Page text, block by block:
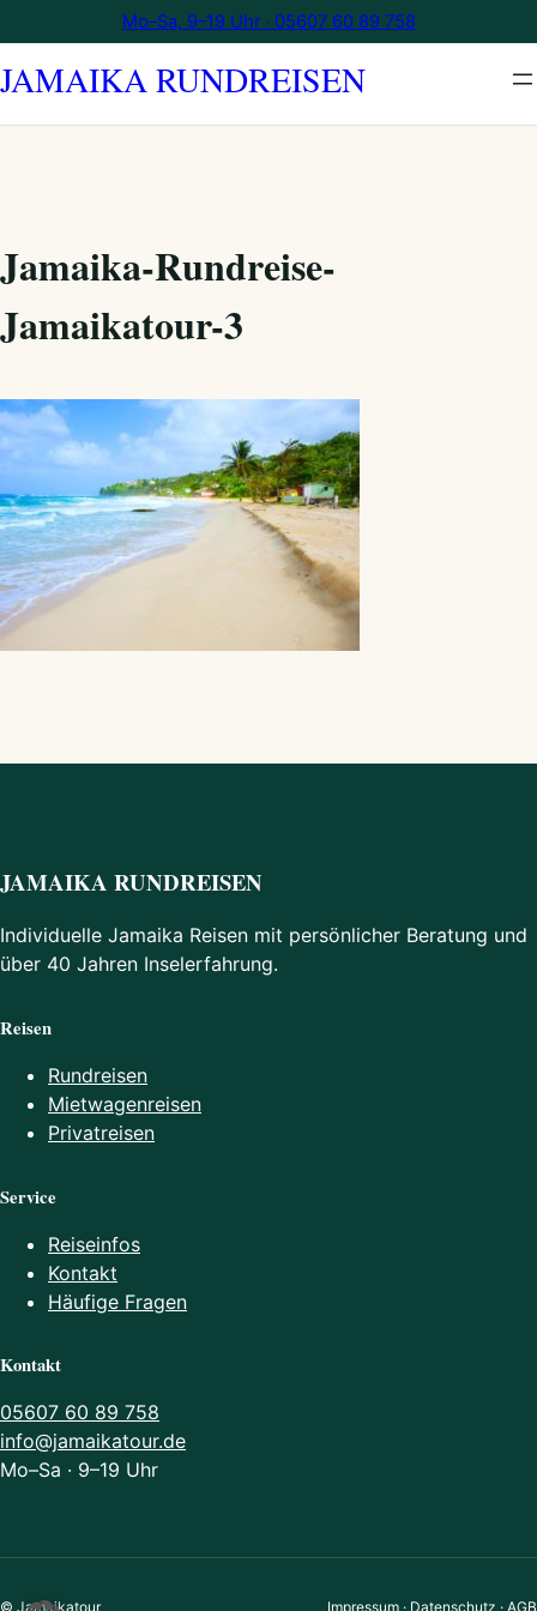
Inhalt
springen
Mo–Sa, 9–19 Uhr · 05607 60 89 758
JAMAIKA RUNDREISEN
Jamaika-Rundreise-
Jamaikatour-3
JAMAIKA RUNDREISEN
Individuelle Jamaika Reisen mit persönlicher Beratung und
über 40 Jahren Inselerfahrung.
Reisen
Rundreisen
Mietwagenreisen
Privatreisen
Service
Reiseinfos
Kontakt
Häufige Fragen
Kontakt
05607 60 89 758
info@jamaikatour.de
Mo–Sa · 9–19 Uhr
© Jamaikatour Impressum · Datenschutz · AGB